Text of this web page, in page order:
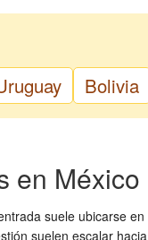
Bolivia
en México
suele ubicarse en
suelen escalar hacia